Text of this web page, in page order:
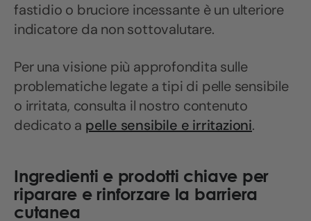
fastidio o bruciore incessante è un ulteriore
indicatore da non sottovalutare.
Per una visione più approfondita sulle
problematiche legate a tipi di pelle sensibile
o irritata, consulta il nostro contenuto
dedicato a pelle sensibile e irritazioni.
Ingredienti e prodotti chiave per
riparare e rinforzare la barriera
cutanea